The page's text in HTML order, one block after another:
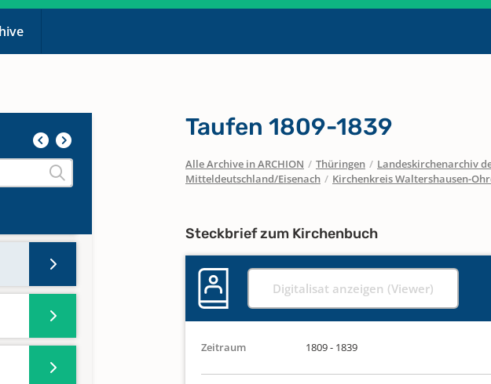
Taufen 1809-1839
Alle Archive in ARCHION / Thüringen / Landeskirchenarchiv
Mitteldeutschland/Eisenach / Kirchenkreis Waltershausen-
Steckbrief zum Kirchenbuch
Digitalisat anzeigen (Viewer)
Zeitraum 1809 - 1839